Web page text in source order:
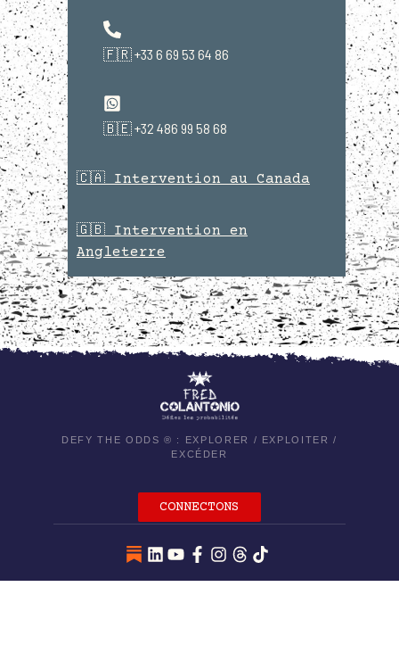
🇫🇷 +33 6 69 53 64 86
🇧🇪 +32 486 99 58 68
🇨🇦 Intervention au Canada
🇬🇧 Intervention en
Angleterre
DEFY THE ODDS ® : EXPLORER / EXPLOITER /
EXCÉDER
CONNECTONS